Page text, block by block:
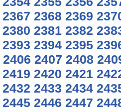
2367 2368 2369
2380 2381 2382
2393 2394 2395
2406 2407 2408
2419 2420 2421
2432 2433 2434
2445 2446 2447